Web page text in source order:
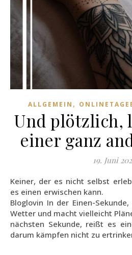
ALLGEMEIN ,
Und plötzlich,
einer ganz
19. Juni
Keiner, der es nicht selbst erlebt hat, weiß wie schnell
es einen erwischen kann.
Bloglovin In der Einen-
Wetter und macht vielleicht
nächsten Sekunde, reißt es
darum kämpfen nicht zu